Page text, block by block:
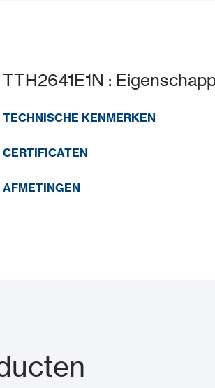
TTH2641E1N :
TECHNISCHE KENMERKEN
CERTIFICATEN
AFMETINGEN